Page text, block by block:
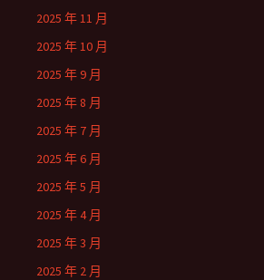
2025 年 11 月
2025 年 10 月
2025 年 9 月
2025 年 8 月
2025 年 7 月
2025 年 6 月
2025 年 5 月
2025 年 4 月
2025 年 3 月
2025 年 2 月